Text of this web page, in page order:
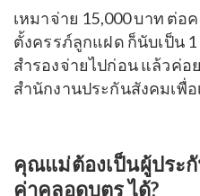
เหมาจ่าย 15,000 บาท ต่อ
ตั้งครรภ์ลูกแฝด ก็นับเป็น
สำรองจ่ายไปก่อน แล้วค่อ
สำนักงานประกันสังคมเพื่
คุณแม่ต้องเป็นผู้ประกั
ค่าคลอดบุตร ได้?